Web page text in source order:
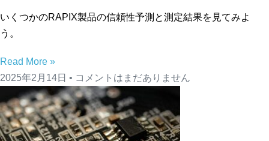
いくつかのRAPIX製品の信頼性予測と測定結果を見てみよ
う。
Read More »
2025年2月14日
コメントはまだありません